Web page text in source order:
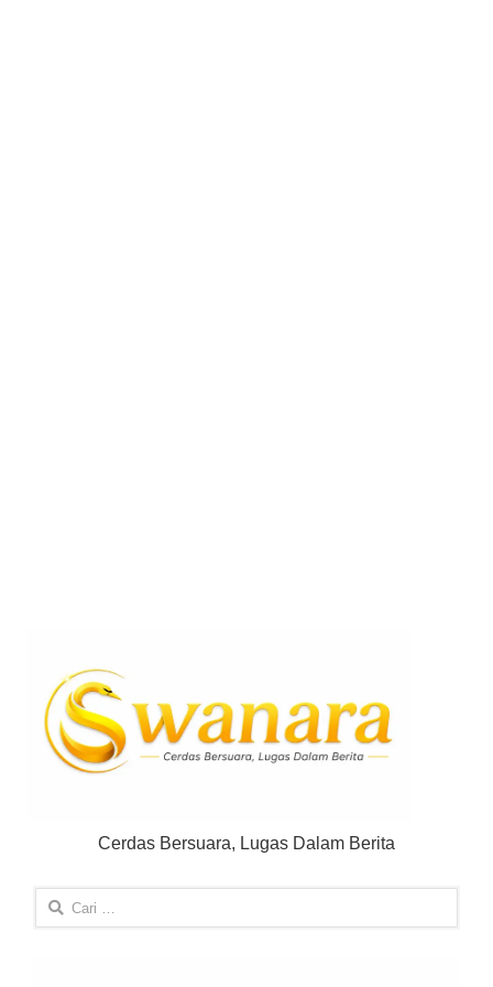
Cerdas Bersuara, Lugas Dalam Berita
Cari